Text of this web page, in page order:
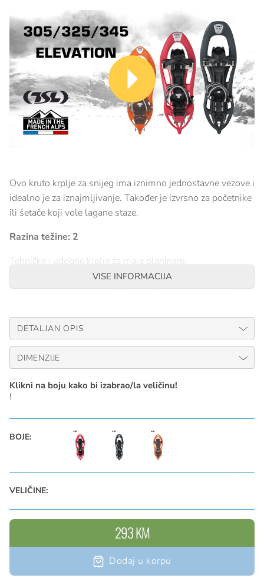
Ovo kruto krplje za snijeg ima iznimno jednostavne vezove i
idealno je za iznajmljivanje. Također je izvrsno za početnike
ili šetače koji vole lagane staze.
Razina težine: 2
Tehničke i udobne krplje za male planinare.
Proizvedeno u Francuskoj. Isporučuje se s torbom za krplje.
moguće zasebno poručiti.
VISE INFORMACIJA
DETALJAN OPIS
DIMENZIJE
Klikni na boju kako bi izabrao/la veličinu!
!
BOJE:
VELIČINE:
293 KM
Dodaj u korpu